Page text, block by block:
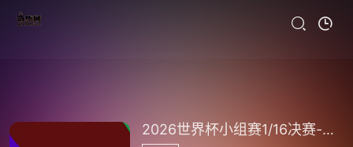
2026世界杯小组赛1/16决赛-阿根廷VS佛得角